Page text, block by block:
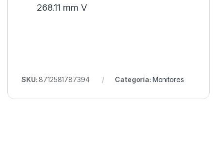
268.11 mm V
SKU:8712581787394 Categoría: Monitores